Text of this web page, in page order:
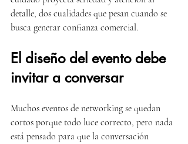
detalle, dos cualidades que pesan cuando se
busca generar confianza comercial.
El diseño del evento debe
invitar a conversar
Muchos eventos de networking se quedan
cortos porque todo luce correcto, pero nada
está pensado para que la conversación